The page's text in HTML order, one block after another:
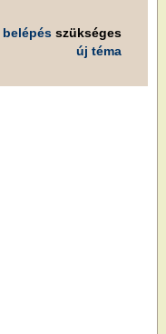
belépésszükséges
új téma